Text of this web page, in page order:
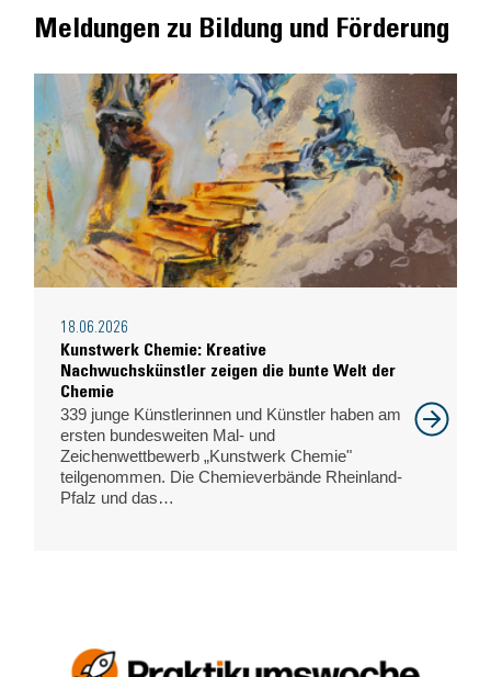
Meldungen zu Bildung und Förderung
18.06.2026
Kunstwerk Chemie: Kreative
Nachwuchskünstler zeigen die bunte Welt der
Chemie
339 junge Künstlerinnen und Künstler haben am
ersten bundesweiten Mal- und
Zeichenwettbewerb „Kunstwerk Chemie"
teilgenommen. Die Chemieverbände Rheinland-
Pfalz und das…